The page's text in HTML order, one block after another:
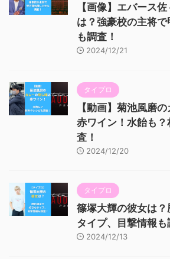
【画像】エバース
は？強豪校の主将
も調査！
2024/12/21
タイプロ
【動画】菊池風磨
赤ワイン！水飴も
査！
2024/12/20
タイプロ
篠塚大輝の彼女は
タイプ、目撃情報も
2024/12/13